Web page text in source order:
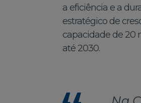
a eficiência e a
estratégico de
capacidade de 20
até 2030.